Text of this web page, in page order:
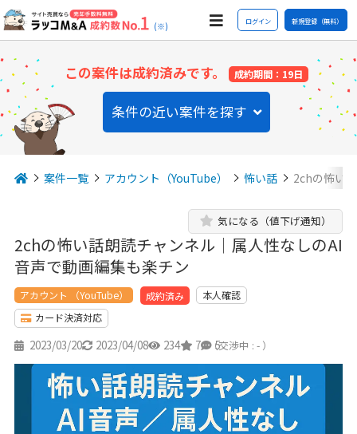
(※) ログイン 新規登録（無料）
この案件は成約済みです。 成約期間：19日
条件の近い案件を探す
案件一覧 アカウント（YouTube） 怖い話 2chの怖い
2chの怖い話朗読チャンネル｜属人性なしのAI
音声で動画編集も楽チン
気になる（値下げ通知）
アカウント （YouTube） 成約済み
本人確認
カード決済対応
2023/03/20 2023/04/08 234 7 5
（交渉中 : - ）